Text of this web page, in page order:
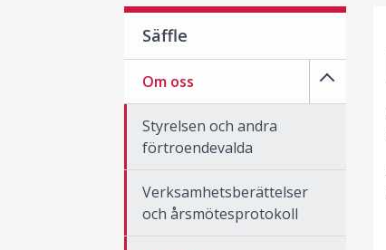
Säffle
Om oss
Styrelsen och andra
förtroendevalda
Verksamhetsberättelser
och årsmötesprotokoll